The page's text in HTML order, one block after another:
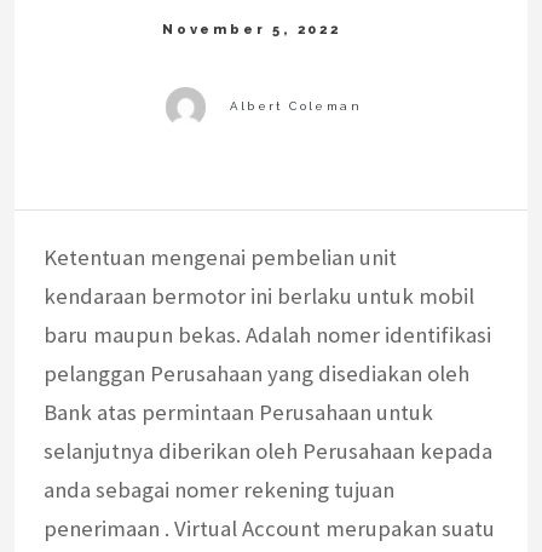
Ketentuan mengenai pembelian unit
kendaraan bermotor ini berlaku untuk mobil
baru maupun bekas. Adalah nomer identifikasi
pelanggan Perusahaan yang disediakan oleh
Bank atas permintaan Perusahaan untuk
selanjutnya diberikan oleh Perusahaan kepada
anda sebagai nomer rekening tujuan
penerimaan . Virtual Account merupakan suatu